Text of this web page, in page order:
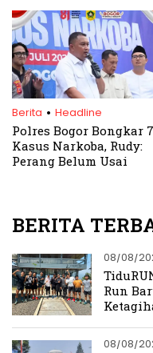
Sampaikan Pidato
Perdana
Berita . Headline
Polres Bogor Bongkar
Kasus Narkoba, Rudy:
Perang Belum Usai
BERITA
08/08/
Run
08/08/